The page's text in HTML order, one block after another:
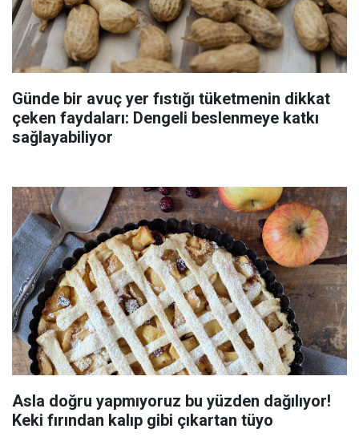
Günde bir avuç yer fıstığı tüketmenin dikkat
çeken faydaları: Dengeli beslenmeye katkı
sağlayabiliyor
Asla doğru yapmıyoruz bu yüzden dağılıyor!
Keki fırından kalıp gibi çıkartan tüyo